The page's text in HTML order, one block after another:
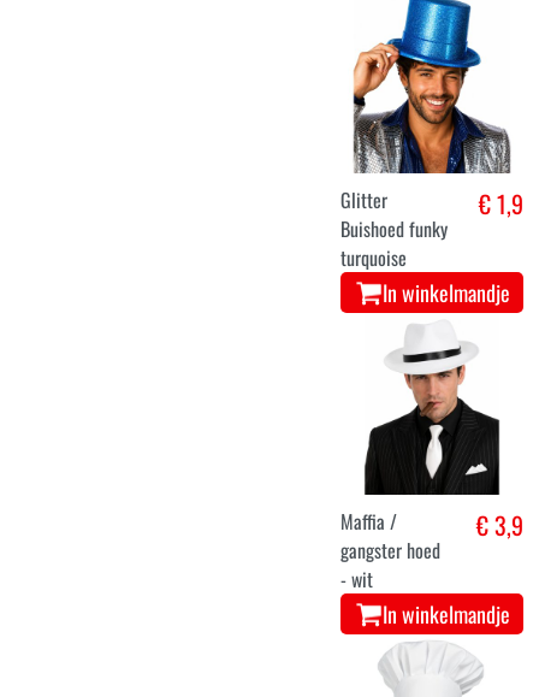
Glitter
Buishoed funky
turquoise
€ 1,9
In winkelmandje
Maffia /
gangster hoed
- wit
€ 3,9
In winkelmandje